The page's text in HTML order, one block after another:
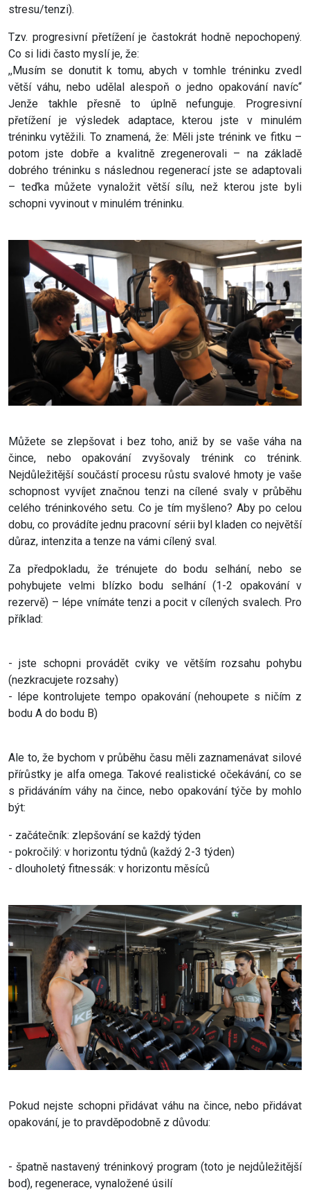
stresu/tenzi).
Tzv. progresivní přetížení je častokrát hodně nepochopený.
Co si lidi často myslí je, že:
,,Musím se donutit k tomu, abych v tomhle tréninku zvedl
větší váhu, nebo udělal alespoň o jedno opakování navíc“
Jenže takhle přesně to úplně nefunguje. Progresivní
přetížení je výsledek adaptace, kterou jste v minulém
tréninku vytěžili. To znamená, že: Měli jste trénink ve fitku –
potom jste dobře a kvalitně zregenerovali – na základě
dobrého tréninku s následnou regenerací jste se adaptovali
– teďka můžete vynaložit větší sílu, než kterou jste byli
schopni vyvinout v minulém tréninku.
Můžete se zlepšovat i bez toho, aniž by se vaše váha na
čince, nebo opakování zvyšovaly trénink co trénink.
Nejdůležitější součástí procesu růstu svalové hmoty je vaše
schopnost vyvíjet značnou tenzi na cílené svaly v průběhu
celého tréninkového setu. Co je tím myšleno? Aby po celou
dobu, co provádíte jednu pracovní sérii byl kladen co největší
důraz, intenzita a tenze na vámi cílený sval.
Za předpokladu, že trénujete do bodu selhání, nebo se
pohybujete velmi blízko bodu selhání (1-2 opakování v
rezervě) – lépe vnímáte tenzi a pocit v cílených svalech. Pro
příklad:
- jste schopni provádět cviky ve větším rozsahu pohybu
(nezkracujete rozsahy)
- lépe kontrolujete tempo opakování (nehoupete s ničím z
bodu A do bodu B)
Ale to, že bychom v průběhu času měli zaznamenávat silové
přírůstky je alfa omega. Takové realistické očekávání, co se
s přidáváním váhy na čince, nebo opakování týče by mohlo
být:
- začátečník: zlepšování se každý týden
- pokročilý: v horizontu týdnů (každý 2-3 týden)
- dlouholetý fitnessák: v horizontu měsíců
Pokud nejste schopni přidávat váhu na čince, nebo přidávat
opakování, je to pravděpodobně z důvodu:
- špatně nastavený tréninkový program (toto je nejdůležitější
bod), regenerace, vynaložené úsilí